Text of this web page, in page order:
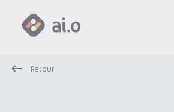
Retour